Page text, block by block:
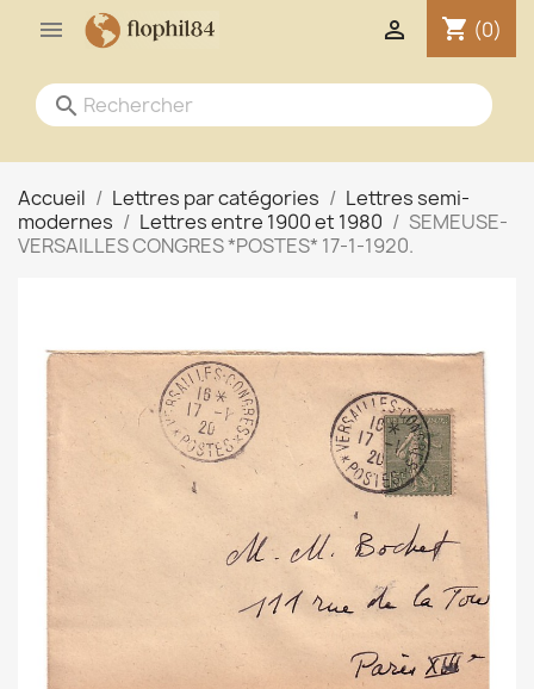
 shopping_cart (0)

search
Accueil Lettres par catégories
Lettres semi-
modernes
Lettres entre 1900 et 1980
SEMEUSE-
VERSAILLES CONGRES *POSTES* 17-1-1920.